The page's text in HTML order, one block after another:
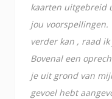
kaarten uitgebreid
jou voorspellingen.
verder kan , raad
Bovenal een
je uit grond van
gevoel hebt